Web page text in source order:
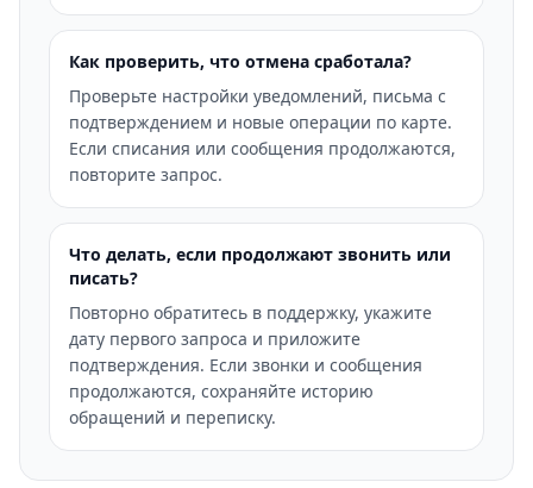
Как проверить, что отмена сработала?
Проверьте настройки уведомлений, письма с
подтверждением и новые операции по карте.
Если списания или сообщения продолжаются,
повторите запрос.
Что делать, если продолжают звонить или
писать?
Повторно обратитесь в поддержку, укажите
дату первого запроса и приложите
подтверждения. Если звонки и сообщения
продолжаются, сохраняйте историю
обращений и переписку.